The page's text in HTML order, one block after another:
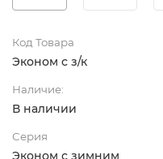
Код Товара
Эконом с з/к
Наличие:
В наличии
Серия
Эконом с зимним